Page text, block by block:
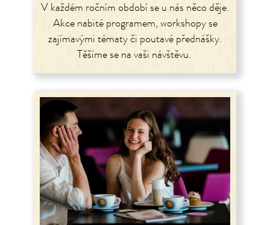
V každém ročním období se u nás něco děje.
Akce nabité programem, workshopy se
zajímavými tématy či poutavé přednášky.
Těšíme se na vaši návštěvu.